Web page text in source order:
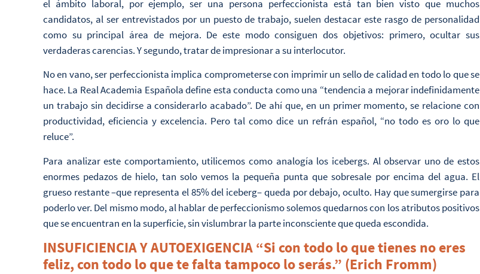
el ámbito laboral, por ejemplo, ser una persona perfeccionista está tan bien visto que muchos
candidatos, al ser entrevistados por un puesto de trabajo, suelen destacar este rasgo de personalidad
como su principal área de mejora. De este modo consiguen dos objetivos: primero, ocultar sus
verdaderas carencias. Y segundo, tratar de impresionar a su interlocutor.
No en vano, ser perfeccionista implica comprometerse con imprimir un sello de calidad en todo lo que se
hace. La Real Academia Española define esta conducta como una “tendencia a mejorar indefinidamente
un trabajo sin decidirse a considerarlo acabado”. De ahí que, en un primer momento, se relacione con
productividad, eficiencia y excelencia. Pero tal como dice un refrán español, “no todo es oro lo que
reluce”.
Para analizar este comportamiento, utilicemos como analogía los icebergs. Al observar uno de estos
enormes pedazos de hielo, tan solo vemos la pequeña punta que sobresale por encima del agua. El
grueso restante –que representa el 85% del iceberg– queda por debajo, oculto. Hay que sumergirse para
poderlo ver. Del mismo modo, al hablar de perfeccionismo solemos quedarnos con los atributos positivos
que se encuentran en la superficie, sin vislumbrar la parte inconsciente que queda escondida.
INSUFICIENCIA Y AUTOEXIGENCIA “Si con todo lo que tienes no eres
feliz, con todo lo que te falta tampoco lo serás.” (Erich Fromm)